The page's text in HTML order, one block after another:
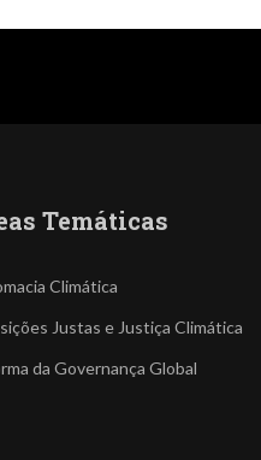
Temáticas
Climática
Justas e Justiça Climática
da Governança Global